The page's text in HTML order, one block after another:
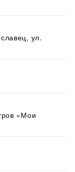
ул.
«Мои